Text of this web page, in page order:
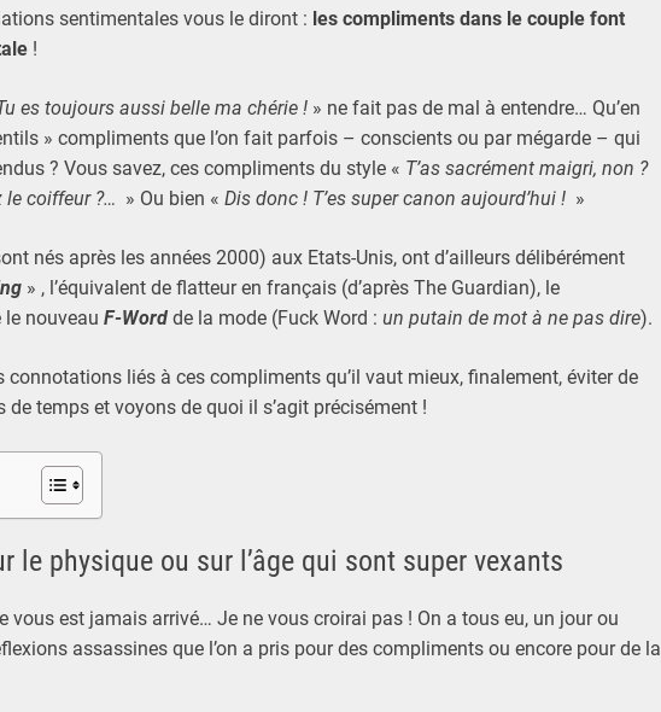
sentimentales vous le diront : les compliments dans le couple font
!
es toujours aussi belle ma chérie ! » ne fait pas de mal à entendre… Qu’en
» compliments que l’on fait parfois – conscients ou par mégarde – qui
? Vous savez, ces compliments du style « T’as sacrément maigri, non ?
le coiffeur ?… » Ou bien « Dis donc ! T’es super canon aujourd’hui ! »
nés après les années 2000) aux Etats-Unis, ont d’ailleurs délibérément
» , l’équivalent de flatteur en français (d’après The Guardian), le
nouveau F-Word de la mode (Fuck Word : un putain de mot à ne pas dire).
connotations liés à ces compliments qu’il vaut mieux, finalement, éviter de
de temps et voyons de quoi il s’agit précisément !
le physique ou sur l’âge qui sont super vexants
vous est jamais arrivé… Je ne vous croirai pas ! On a tous eu, un jour ou
assassines que l’on a pris pour des compliments ou encore pour de la